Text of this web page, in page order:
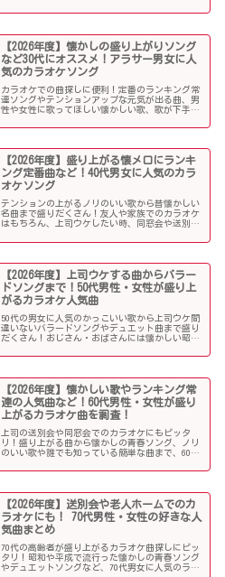
別会、上司ウケしたい時などにオススメです！
【2026年度】懐かしの盛り上がりソング
など30代にオススメ！アラサー男女に人
気のカラオケソング
カラオケでの曲探しに便利！定番のランキング常
連ソングやテンションアップな元気が出る曲、男
性や女性に歌ってほしい懐かしい歌、歌が下手で
カラオケ曲をご紹介します！
【2026年度】盛り上がる懐メロにランキ
ング定番曲など！40代男女に人気のカラ
オケソング
テンションの上がるノリのいい歌から昔懐かしい
名曲まで盛りだくさん！友人や家族でのカラオケ
はもちろん、上司ウケしたい時、同窓会や送別会
ッとくるようなカラオケソングを探している方も
【2026年度】上司ウケする曲からバラー
ドソングまで！50代男性・女性が盛り上
がるカラオケ人気曲
50代の男女に人気のかっこいい歌から上司ウケ間
違いないバラードソングやデュエット曲まで盛り
だくさん！おじさん・おばさんには懐かしい昭和
懐メロも多数。みんなが知っている曲は音痴でも
はず！
【2026年度】懐かしい歌やランキング常
連の人気曲など！60代男性・女性が盛り
上がるカラオケ曲を調査！
上司の送別会や同窓会でのカラオケにもピッタ
リ！盛り上がる曲から懐かしの青春ソング、ノリ
のいい歌や誰でも知っている簡単な曲まで、60代
でご紹介します！
【2026年度】送別会や老人ホームでのカ
ラオケにも！ 70代男性・女性の好きな人
気曲まとめ
70代の高齢者が盛り上がるカラオケ曲探しにピッ
タリ！昭和や平成で流行った懐かしの青春ソング
やデュエットソングなど、70代男女に人気のラン